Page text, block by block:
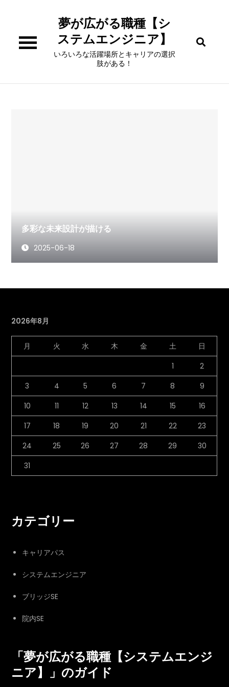
content
夢が広がる職種【シ
ステムエンジニア】
いろいろな活躍場所とキャリアの選択
肢がある！
多彩な未来設計が描ける
2025-06-18
2026年8月
月 火 水 木 金 土
日
1
2
3
4 5 6 7 8
9
10
11 12 13 14 15
16
17
18 19 20 21 22
23
24
25 26 27 28 29
30
31
カテゴリー
キャリアパス
システムエンジニア
ブリッジSE
院内SE
「夢が広がる職種【システムエンジ
ニア】」のガイド